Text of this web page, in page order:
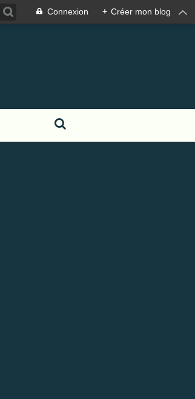
Connexion + Créer mon blog